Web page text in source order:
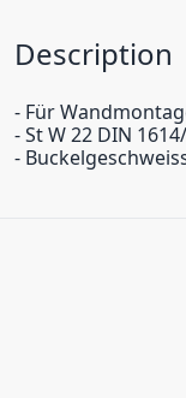
Description
- Für
- St W 22 DIN
-